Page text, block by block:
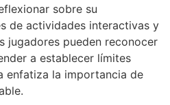
sobre su
de actividades interactivas y
jugadores pueden reconocer
a establecer límites
enfatiza la importancia de